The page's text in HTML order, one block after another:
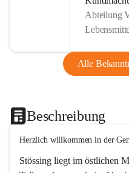
Abteilung
Alle
Beschreibung
Herzlich willkommen in der
Stössing liegt im östlichen